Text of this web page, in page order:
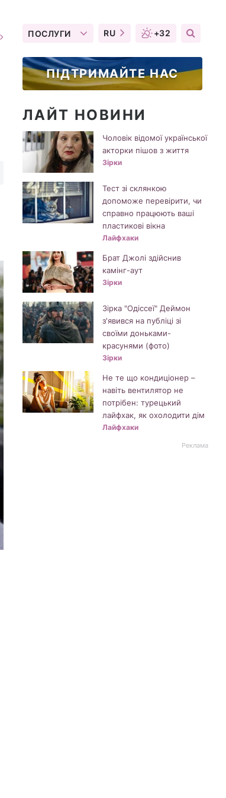
ПОСЛУГИ RU +32
ПІДТРИМАЙТЕ НАС
ЛАЙТ НОВИНИ
Чоловік відомої української
акторки пішов з життя
Зірки
Тест зі склянкою
допоможе перевірити, чи
справно працюють ваші
пластикові вікна
Лайфхаки
Брат Джолі здійснив
камінг-аут
Зірки
Зірка "Одіссеї" Деймон
з'явився на публіці зі
своїми доньками-
красунями (фото)
Зірки
Не те що кондиціонер –
навіть вентилятор не
потрібен: турецький
лайфхак, як охолодити дім
Лайфхаки
Реклама